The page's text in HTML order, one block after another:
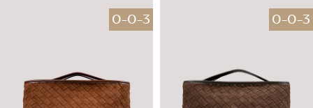
0-0-3 0-0-3